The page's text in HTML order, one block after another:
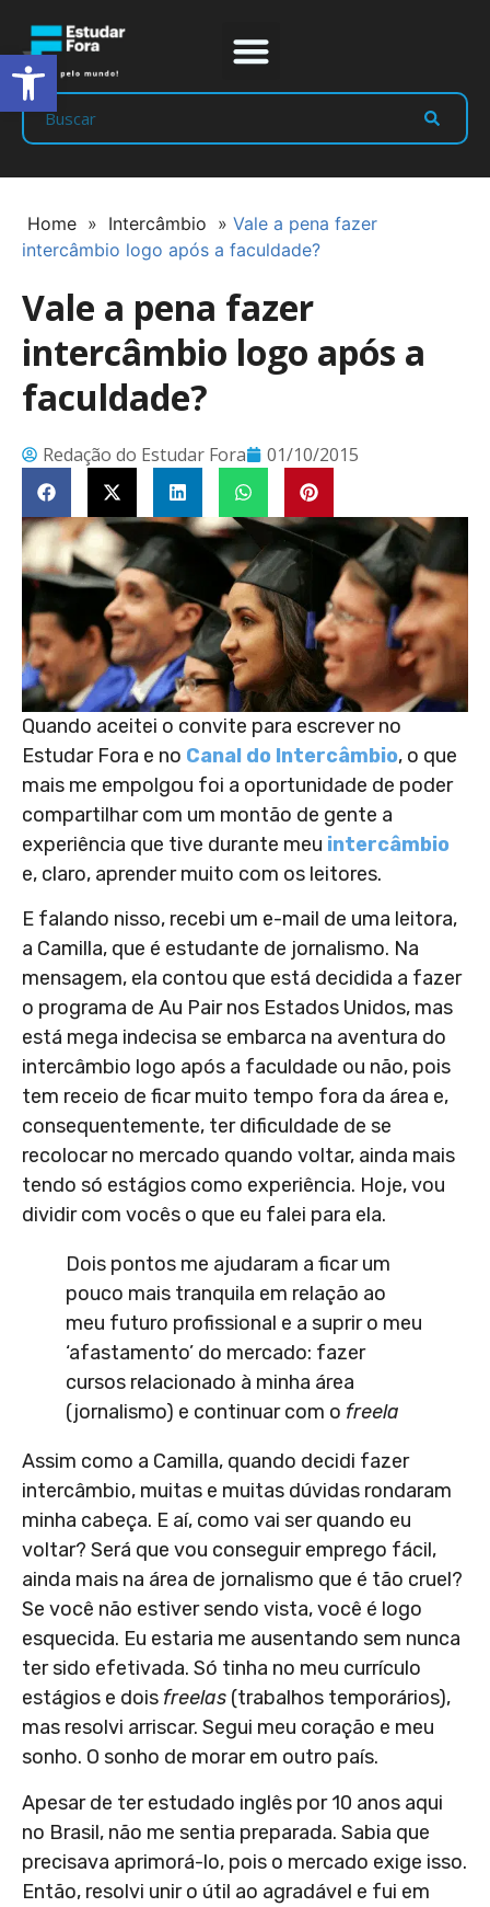
Home » Intercâmbio » Vale a pena fazer
intercâmbio logo após a faculdade?
Vale a pena fazer
intercâmbio logo após a
faculdade?
Redação do Estudar Fora 01/10/2015
Quando aceitei o convite para escrever no
Estudar Fora e no Canal do Intercâmbio, o que
mais me empolgou foi a oportunidade de poder
compartilhar com um montão de gente a
experiência que tive durante meu intercâmbio
e, claro, aprender muito com os leitores.
E falando nisso, recebi um e-mail de uma leitora,
a Camilla, que é estudante de jornalismo. Na
mensagem, ela contou que está decidida a fazer
o programa de Au Pair nos Estados Unidos, mas
está mega indecisa se embarca na aventura do
intercâmbio logo após a faculdade ou não, pois
tem receio de ficar muito tempo fora da área e,
consequentemente, ter dificuldade de se
recolocar no mercado quando voltar, ainda mais
tendo só estágios como experiência. Hoje, vou
dividir com vocês o que eu falei para ela.
Dois pontos me ajudaram a ficar um
pouco mais tranquila em relação ao
meu futuro profissional e a suprir o meu
‘afastamento’ do mercado: fazer
cursos relacionado à minha área
(jornalismo) e continuar com o freela
Assim como a Camilla, quando decidi fazer
intercâmbio, muitas e muitas dúvidas rondaram
minha cabeça. E aí, como vai ser quando eu
voltar? Será que vou conseguir emprego fácil,
ainda mais na área de jornalismo que é tão cruel?
Se você não estiver sendo vista, você é logo
esquecida. Eu estaria me ausentando sem nunca
ter sido efetivada. Só tinha no meu currículo
estágios e dois freelas (trabalhos temporários),
mas resolvi arriscar. Segui meu coração e meu
sonho. O sonho de morar em outro país.
Apesar de ter estudado inglês por 10 anos aqui
no Brasil, não me sentia preparada. Sabia que
precisava aprimorá-lo, pois o mercado exige isso.
Então, resolvi unir o útil ao agradável e fui em
Abrir a barra de ferramentas